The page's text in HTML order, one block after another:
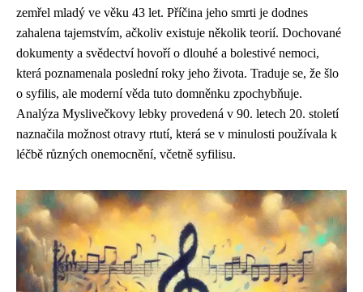
zemřel mladý ve věku 43 let. Příčina jeho smrti je dodnes
zahalena tajemstvím, ačkoliv existuje několik teorií. Dochované
dokumenty a svědectví hovoří o dlouhé a bolestivé nemoci,
která poznamenala poslední roky jeho života. Traduje se, že šlo
o syfilis, ale moderní věda tuto domněnku zpochybňuje.
Analýza Myslivečkovy lebky provedená v 90. letech 20. století
naznačila možnost otravy rtutí, která se v minulosti používala k
léčbě různých onemocnění, včetně syfilisu.